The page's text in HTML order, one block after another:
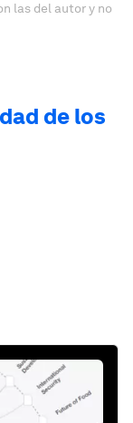
las del autor y no
de los